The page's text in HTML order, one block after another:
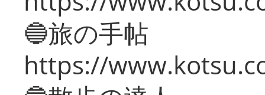
🔵旅の手帖
https://